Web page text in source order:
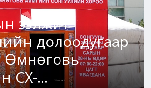
ээлжит
долоодугаар
Өмнөговь
СХ-...